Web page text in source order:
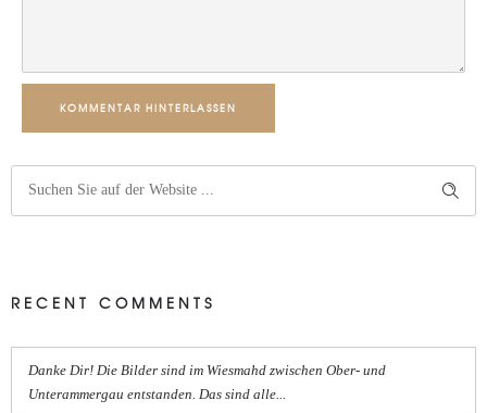
KOMMENTAR HINTERLASSEN
RECENT COMMENTS
Danke Dir! Die Bilder sind im Wiesmahd zwischen Ober- und
Unterammergau entstanden. Das sind alle...